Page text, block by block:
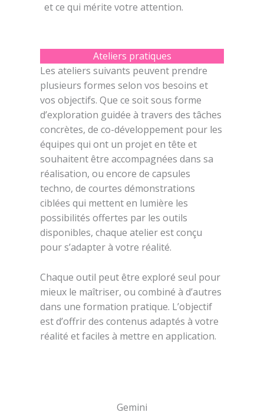
et ce qui mérite votre attention.
Ateliers pratiques
Les ateliers suivants peuvent prendre
plusieurs formes selon vos besoins et
vos objectifs. Que ce soit sous forme
d’exploration guidée à travers des tâches
concrètes, de co-développement pour les
équipes qui ont un projet en tête et
souhaitent être accompagnées dans sa
réalisation, ou encore de capsules
techno, de courtes démonstrations
ciblées qui mettent en lumière les
possibilités offertes par les outils
disponibles, chaque atelier est conçu
pour s’adapter à votre réalité.
Chaque outil peut être exploré seul pour
mieux le maîtriser, ou combiné à d’autres
dans une formation pratique. L’objectif
est d’offrir des contenus adaptés à votre
réalité et faciles à mettre en application.
Gemini